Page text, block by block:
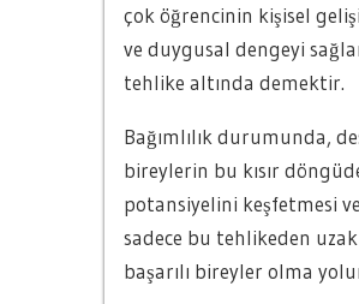
çok öğrencinin kişisel
ve duygusal dengeyi
tehlike altında demektir.
Bağımlılık durumunda,
bireylerin bu kısır
potansiyelini keşfetmesi
sadece bu tehlikeden
başarılı bireyler olma